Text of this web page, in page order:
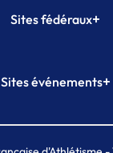
Sites fédéraux+
Plateforme Formation
Sites événements+
de Paris
MAIF Ekiden de Paris